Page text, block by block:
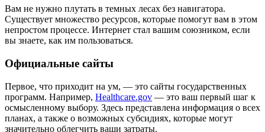
Вам не нужно плутать в темных лесах без навигатора.
Существует множество ресурсов, которые помогут вам в этом
непростом процессе. Интернет стал вашим союзником, если
вы знаете, как им пользоваться.
Официальные сайты
Первое, что приходит на ум, — это сайты государственных
программ. Например, Healthcare.gov — это ваш первый шаг к
осмысленному выбору. Здесь представлена информация о всех
планах, а также о возможных субсидиях, которые могут
значительно облегчить ваши затраты.